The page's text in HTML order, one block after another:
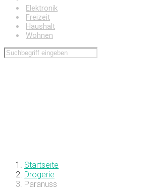
Elektronik
Freizeit
Haushalt
Wohnen
Startseite
Drogerie
Paranuss